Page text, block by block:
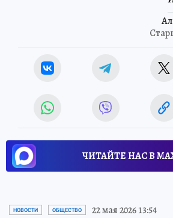
ЧИТАЙТЕ НАС В
НОВОСТИ ОБЩЕСТВО 22 мая 2026 13:54